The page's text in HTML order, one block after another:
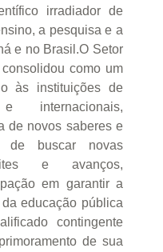
irradiador de
a pesquisa e a
e no Brasil.O Setor
como um
às instituições de
internacionais,
de novos saberes e
de buscar novas
e avanços,
em garantir a
educação pública
contingente
de sua